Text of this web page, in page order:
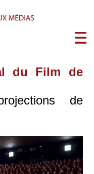
du Film de
de